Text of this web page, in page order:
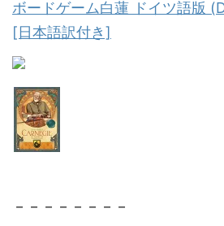
ボードゲーム白蓮 ドイツ語版
[日本語訳付き]
－－－－－－－－